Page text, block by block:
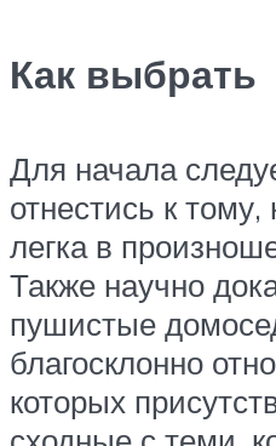
Как выбрать
Для начала
отнестись к тому,
легка в
Также научно
пушистые
благосклонно
которых